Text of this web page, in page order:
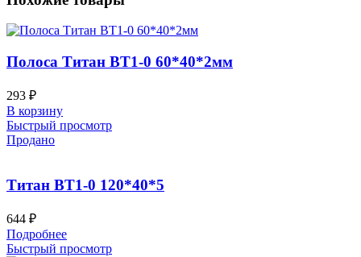
Полоса Титан ВТ1-0 60*40*2мм
293 ₽
В корзину
Быстрый просмотр
Продано
Титан ВТ1-0 120*40*5
644 ₽
Подробнее
Быстрый просмотр